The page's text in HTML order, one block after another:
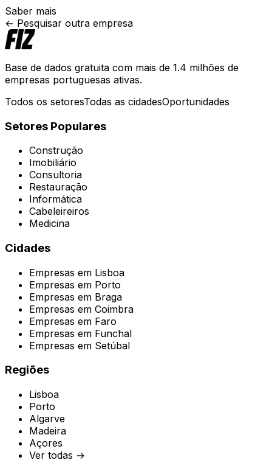
Saber mais
← Pesquisar outra empresa
Base de dados gratuita com mais de 1.4 milhões de
empresas portuguesas ativas.
Todos os setoresTodas as cidadesOportunidades
Setores Populares
Construção
Imobiliário
Consultoria
Restauração
Informática
Cabeleireiros
Medicina
Cidades
Empresas em Lisboa
Empresas em Porto
Empresas em Braga
Empresas em Coimbra
Empresas em Faro
Empresas em Funchal
Empresas em Setúbal
Regiões
Lisboa
Porto
Algarve
Madeira
Açores
Ver todas →